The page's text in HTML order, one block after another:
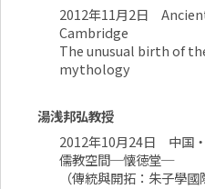
2012年11月2日
Cambridge
The unusual birth of
mythology
湯浅邦弘教授
2012年10月24日 中国
儒教空間─懐徳堂─
（傳統與開拓：朱子學國